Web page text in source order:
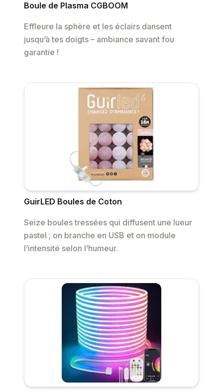
Boule de Plasma CGBOOM
Effleure la sphère et les éclairs dansent
jusqu’à tes doigts – ambiance savant fou
garantie !
GuirLED Boules de Coton
Seize boules tressées qui diffusent une lueur
pastel ; on branche en USB et on module
l’intensité selon l’humeur.